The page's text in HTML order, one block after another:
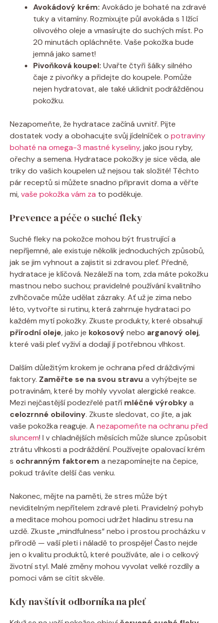
Avokádový krém: Avokádo je bohaté na zdravé
tuky a vitamíny. Rozmixujte půl avokáda s 1 lžící
olivového oleje a vmasírujte do suchých míst. Po
20 minutách opláchněte. Vaše pokožka bude
jemná jako samet!
Pivoňková koupel: Uvařte čtyři šálky silného
čaje z pivoňky a přidejte do koupele. Pomůže
nejen hydratovat, ale také uklidnit podrážděnou
pokožku.
Nezapomeňte, že hydratace začíná uvnitř. Pijte
dostatek vody a obohacujte svůj jídelníček o potraviny
bohaté na omega-3 mastné kyseliny, jako jsou ryby,
ořechy a semena. Hydratace pokožky je sice věda, ale
triky do vašich koupelen už nejsou tak složité! Těchto
pár receptů si můžete snadno připravit doma a věřte
mi,vaše pokožka vám za to poděkuje.
Prevence a péče o suché fleky
Suché fleky na pokožce mohou být frustrující a
nepříjemné, ale existuje několik jednoduchých způsobů,
jak se jim vyhnout a zajistit si zdravou pleť. Předně,
hydratace je klíčová. Nezáleží na tom, zda máte pokožku
mastnou nebo suchou; pravidelné používání kvalitního
zvlhčovače může udělat zázraky. Ať už je zima nebo
léto, vytvořte si rutinu, která zahrnuje hydrataci po
každém mytí pokožky. Zkuste produkty, které obsahují
přírodní oleje, jako je kokosovýnebo arganový olej,
které vaši pleť vyživí a dodají jí potřebnou vlhkost.
Dalším důležitým krokem je ochrana před dráždivými
faktory. Zaměřte se na svou stravu a vyhýbejte se
potravinám, které by mohly vyvolat alergické reakce.
Mezi nejčastější podezřelé patří mléčné výrobkya
celozrnné obiloviny. Zkuste sledovat, co jíte, a jak
vaše pokožka reaguje. A nezapomeňte na ochranu před
sluncem! I v chladnějších měsících může slunce způsobit
ztrátu vlhkosti a podráždění. Používejte opalovací krém
s ochranným faktorem a nezapomínejte na čepice,
pokud trávíte delší čas venku.
Nakonec, mějte na paměti, že stres může být
neviditelným nepřítelem zdravé pleti. Pravidelný pohyb
a meditace mohou pomoci udržet hladinu stresu na
uzdě. Zkuste „mindfulness“ nebo i prostou procházku v
přírodě — vaší pleti i náladě to prospěje! Často nejde
jen o kvalitu produktů, které používáte, ale i o celkový
životní styl. Malé změny mohou vyvolat velké rozdíly a
pomoci vám se cítit skvěle.
Kdy navštívit odborníka na pleť